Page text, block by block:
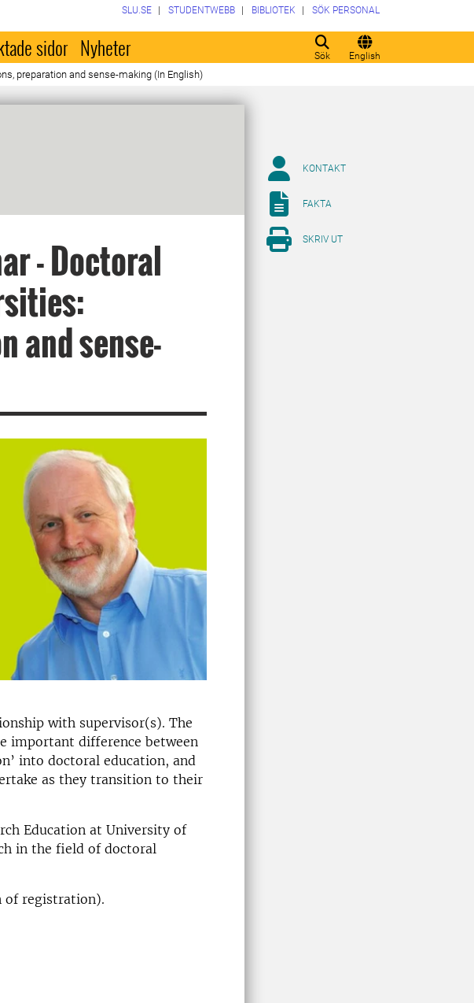
Sök English
SLU.SE STUDENTWEBB BIBLIOTEK SÖK PERSONAL
sidor Nyheter
preparation and sense-making (In English)
- Doctoral
and sense-
with supervisor(s). The
important difference between
into doctoral education, and
as they transition to their
Education at University of
in the field of doctoral
of registration).
KONTAKT
FAKTA
SKRIV UT